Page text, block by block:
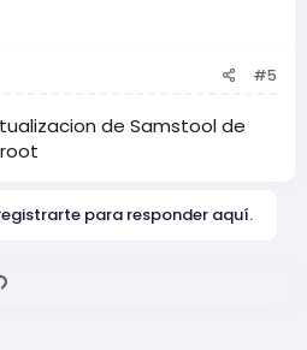
#5
de Samstool de
para responder aquí.